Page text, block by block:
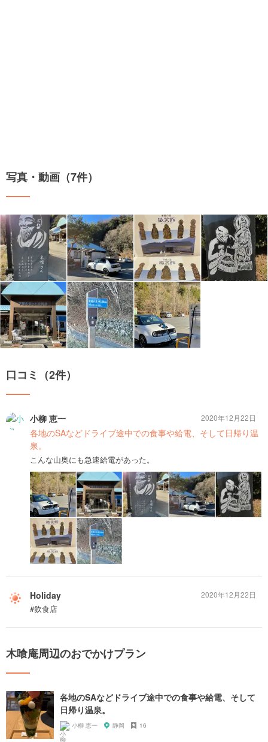
写真・動画（7件）
口コミ（2件）
小柳 恵一
各地のSAなどドライブ途中での食事や給電、そして日帰り温
泉。
こんな山奥にも急速給電があった。
2020年12月22日
Holiday
#飲食店
2020年12月22日
木喰庵周辺のおでかけプラン
各地のSAなどドライブ途中での食事や給電、そして
日帰り温泉。
小柳 恵一 静岡 16